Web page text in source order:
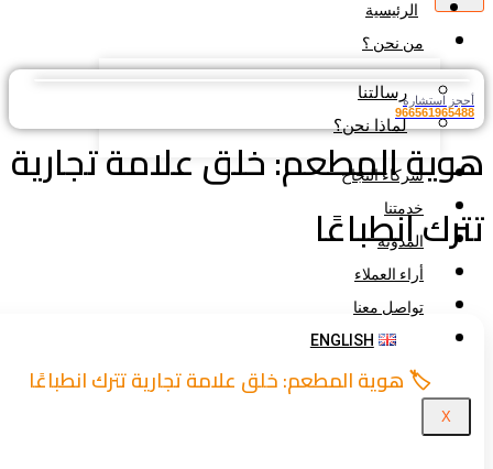
الرئيسية
من نحن ؟
رسالتنا
لماذا نحن؟
شركاء النجاح
خدمتنا
المدونة
أراء العملاء
تواصل معنا
ENGLISH
استشارة
المطعم: خلق علامة تجارية
انطباعًا
🏷️ هوية المطعم: خلق علامة تجارية تترك انطباعًا